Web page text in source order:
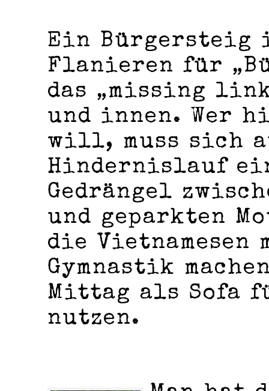
Ein Bürgersteig
Flanieren für
das „missing
und innen. Wer
will, muss sich
Hindernislauf
Gedrängel
und geparkten
die Vietnamesen
Gymnastik
Mittag als Sofa
nutzen.